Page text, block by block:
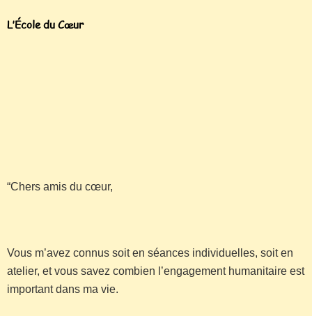
L’École du Cœur
“Chers amis du cœur,
Vous m’avez connus soit en séances individuelles, soit en
atelier, et vous savez combien l’engagement humanitaire est
important dans ma vie.